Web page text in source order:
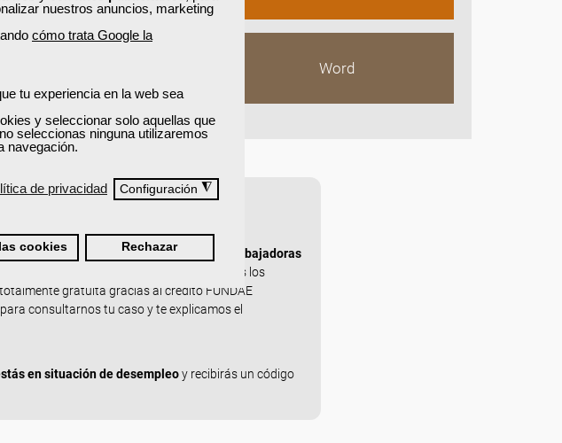
nuestros anuncios, marketing
cómo trata Google la
tu experiencia en la web sea
y seleccionar solo aquellas que
seleccionas ninguna utilizaremos
navegación.
de privacidad Configuración ◮
cookies Rechazar
Word
hasta 100% bonificables para personas trabajadoras
Femxa te asesoramos y realizamos todos los
gratuita gracias al crédito FUNDAE
consultarnos tu caso y te explicamos el
en situación de desempleoy recibirás un código